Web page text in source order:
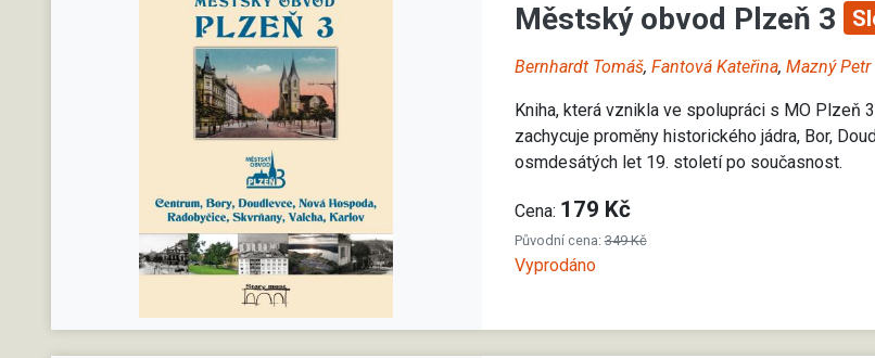
Městský obvod Plzeň 3
Bernhardt Tomáš, Fantová Kateřina, Mazný Petr
Kniha, která vznikla ve spolupráci s MO
zachycuje proměny historického jádra, Bor,
osmdesátých let 19. století po současnost.
Cena: 179 Kč
Původní cena:349 Kč
Vyprodáno